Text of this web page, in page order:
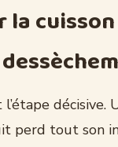
la
décisive.
perd tout son